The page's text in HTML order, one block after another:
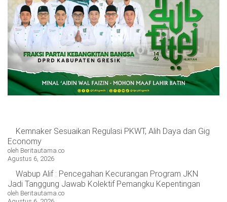
OPINI
HIBURAN
BERITABARU.CO
KABARBARU.CO
SERIKATNEWS.COM
PEWARTANUSANTARA.COM
LANGGAR.CO
JOBNAS.COM
SURAU.CO
REDAKSI
TENTANG
KERJASAMA
PEDOMAN
Kemnaker Sesuaikan Regulasi PKWT, Alih Daya dan Gig
Economy
oleh Beritautama.co
Agustus 6, 2026
Wabup Alif : Pencegahan Kecurangan Program JKN
Jadi Tanggung Jawab Kolektif Pemangku Kepentingan
oleh Beritautama.co